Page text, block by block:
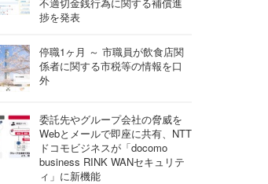
捗を発表
停職1ヶ月 ～ 市職員が飲食店関
係者に関する市税等の情報を口
外
委託先やグループ会社の脅威を
Webとメールで即座に共有、NTT
ドコモビジネスが「docomo
business RINK WANセキュリテ
ィ」に新機能